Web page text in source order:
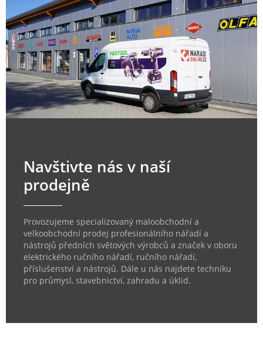
Navštivte nás v naší
prodejně
Provozujeme specializovaný maloobchodní a
velkoobchodní prodej profesionálního nářadí a
nástrojů předních světových výrobců a značek v oboru
elektrického ručního nářadí, ručního nářadí,
příslušenství a nástrojů. Dále u nás najdete techniku
pro průmysl, stavebnictví, zahradu a úklid.